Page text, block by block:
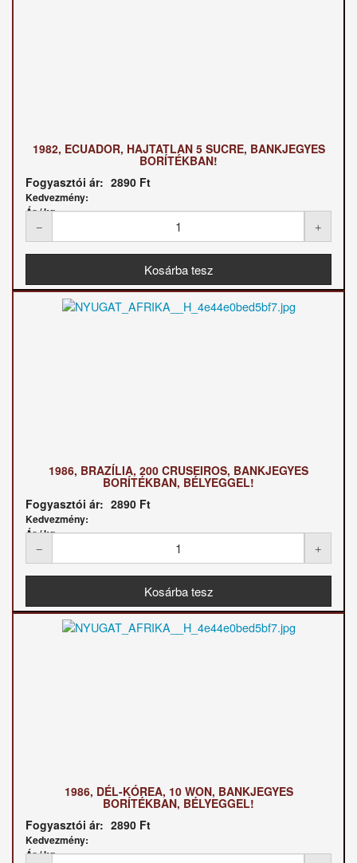
1982, ECUADOR, HAJTATLAN 5 SUCRE, BANKJEGYES
BORÍTÉKBAN!
Fogyasztói ár: 2890 Ft
Kedvezmény:
Ár / kg:
1986, BRAZÍLIA, 200 CRUSEIROS, BANKJEGYES
BORÍTÉKBAN, BÉLYEGGEL!
Fogyasztói ár: 2890 Ft
Kedvezmény:
Ár / kg:
1986, DÉL-KÓREA, 10 WON, BANKJEGYES
BORÍTÉKBAN, BÉLYEGGEL!
Fogyasztói ár: 2890 Ft
Kedvezmény:
Ár / kg: